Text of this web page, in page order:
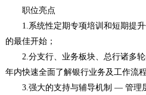
职位亮点
1.系统性定期专项培训和短期提升
的最佳开始；
2.分支行、业务板块、总行诸多轮
年内快速全面了解银行业务及工作流程
3.强大的支持与辅导机制 — 管理层